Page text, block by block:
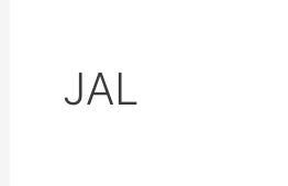
JAL